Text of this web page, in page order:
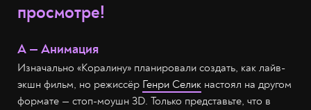
просмотре!
А — Анимация
Изначально «Коралину» планировали создать, как лайв-
экшн фильм, но режиссёр Генри Селик настоял на другом
формате — стоп-моушн 3D. Только представьте, что в